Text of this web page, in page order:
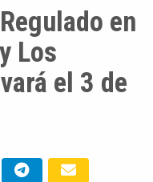
en
Los
el 3 de